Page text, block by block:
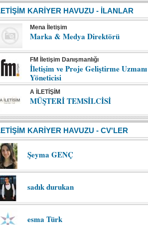
KARİYER HAVUZU - İLANLAR
Mena İletişim
Marka & Medya Direktörü
FM İletişim Danışmanlığı
İletişim ve Proje Geliştirme
Yöneticisi
A İLETİŞİM
MÜŞTERİ TEMSİLCİSİ
KARİYER HAVUZU - CV'LER
Şeyma GENÇ
sadık durukan
esma Türk